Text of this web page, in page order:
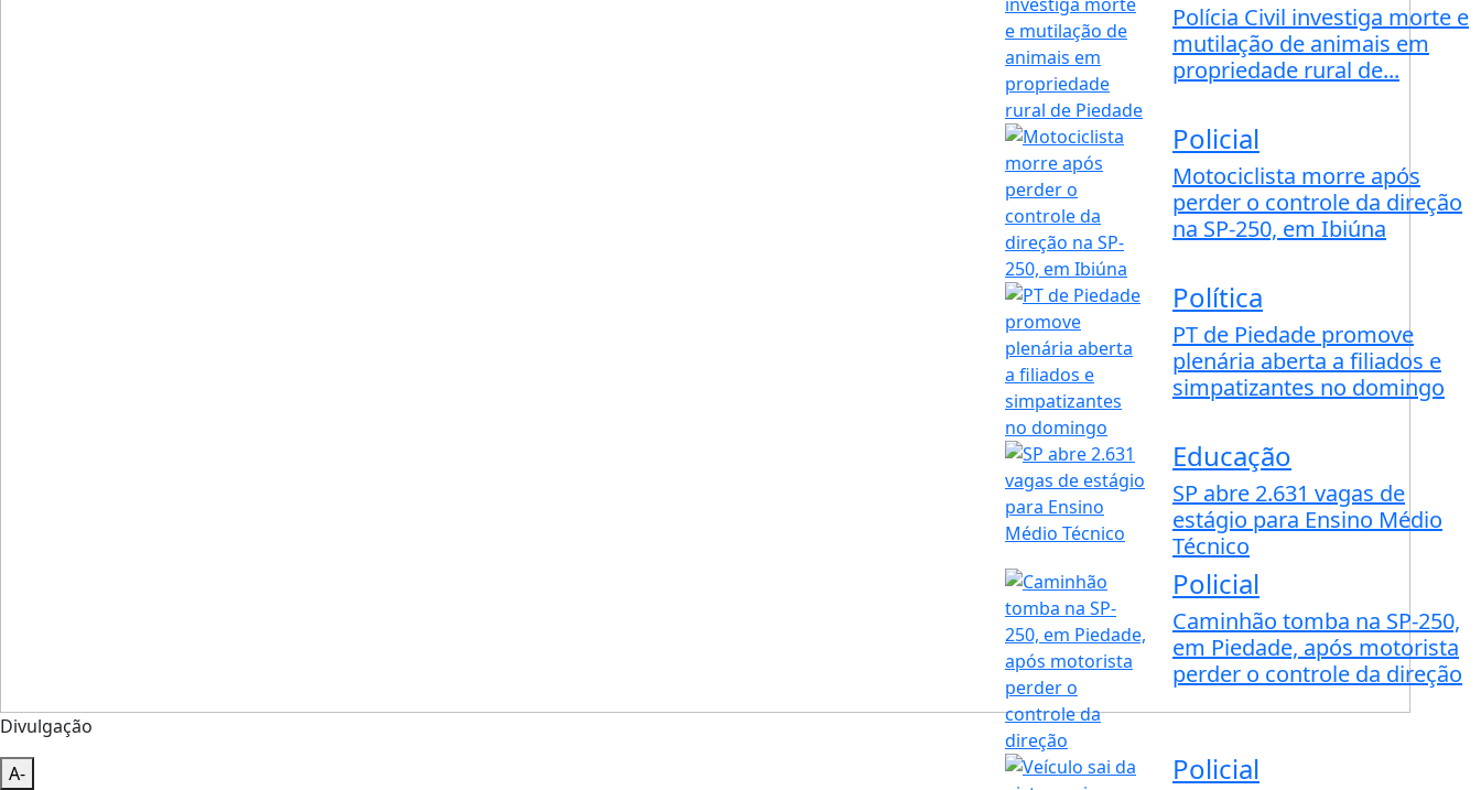
Divulgação
A-
Polícia Civil investiga morte e
mutilação de animais em
propriedade rural de...
Policial
Motociclista morre após
perder o controle da direção
na SP-250, em Ibiúna
Política
PT de Piedade promove
plenária aberta a filiados e
simpatizantes no domingo
Educação
SP abre 2.631 vagas de
estágio para Ensino Médio
Técnico
Policial
Caminhão tomba na SP-250,
em Piedade, após motorista
perder o controle da direção
Policial